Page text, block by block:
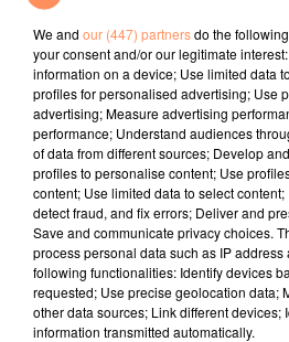
Sécurité civile.
fil actus
4 juillet 2022
Radio Star Live avec Dadju
27 juin 2022
Marseille : une
relation extras et...
27 juin 2022
Le cocholed pour jouer à
jusqu'au bout de la nuit !
We and our (447) partnersdo the
your consent and/or our legitimate
information on a device; Use limited data
profiles for personalised advertising; Use
advertising; Measure advertising
performance; Understand audiences
of data from different sources; Develop
profiles to personalise content; Use
content; Use limited data to select
detect fraud, and fix errors; Deliver and
Save and communicate privacy choices.
process personal data such as IP
following functionalities: Identify devices
requested; Use precise geolocation data;
other data sources; Link different devices;
information transmitted automatically.